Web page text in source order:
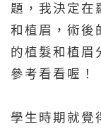
題，我決定在
和植眉，術後
的植髮和植眉
參考看看喔！
學生時期就覺